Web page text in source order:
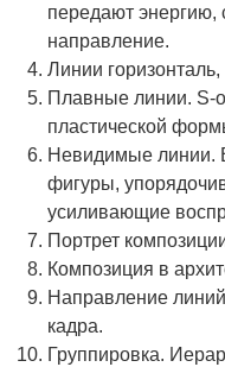
передают энергию,
направление.
Линии
Плавные линии. S-
пластической
Невидимые линии.
фигуры,
усиливающие
Портрет
Композиция в
Направление
кадра.
Группировка.